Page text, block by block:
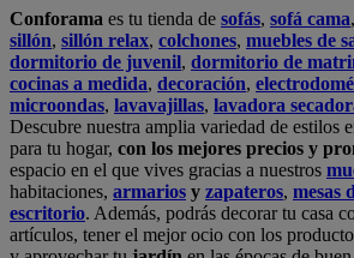
Conforama es tu tienda de sofás, sofá cama,
sillón, sillón relax, colchones, muebles de
dormitorio de juvenil, dormitorio de
cocinas a medida, decoración,
microondas, lavavajillas, lavadora
Descubre nuestra amplia variedad de estilos
para tu hogar, con los mejores precios y
espacio en el que vives gracias a nuestros
habitaciones, armarios y zapateros, mesas
escritorio. Además, podrás decorar tu casa
artículos, tener el mejor ocio con los